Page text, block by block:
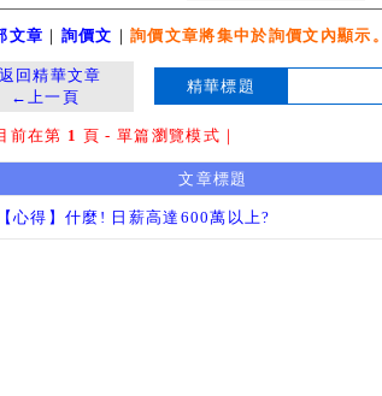
文章 ｜ 詢價文 ｜ 詢價文章將集中於詢價文內顯示。
回精華文章
←上一頁
精華標題
前在第 1 頁 - 單篇瀏覽模式｜
文章標題
【心得】什麼! 日薪高達600萬以上?